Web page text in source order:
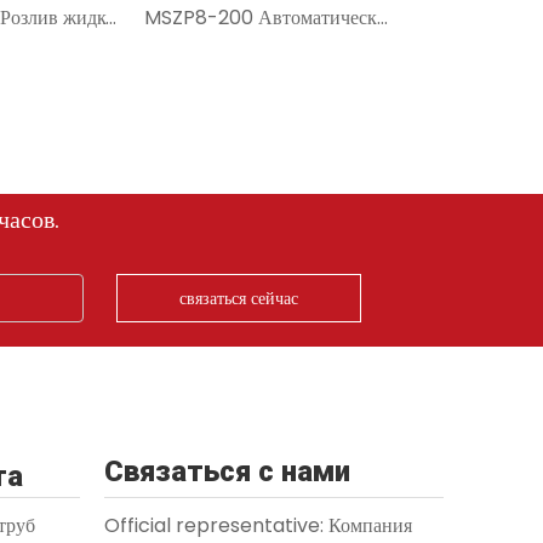
MSZP8-260S Розлив жидкости и соуса в ротационную упаковочную машину MSZP8-200 Автоматическая ротационная упаковочная машина для готовых пакетов
связаться сейчас
Связаться с нами
Official representative: Компания